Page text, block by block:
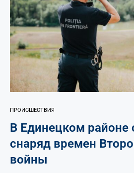
ПРОИСШЕСТВИЯ
В Единецком районе
снаряд времен
войны